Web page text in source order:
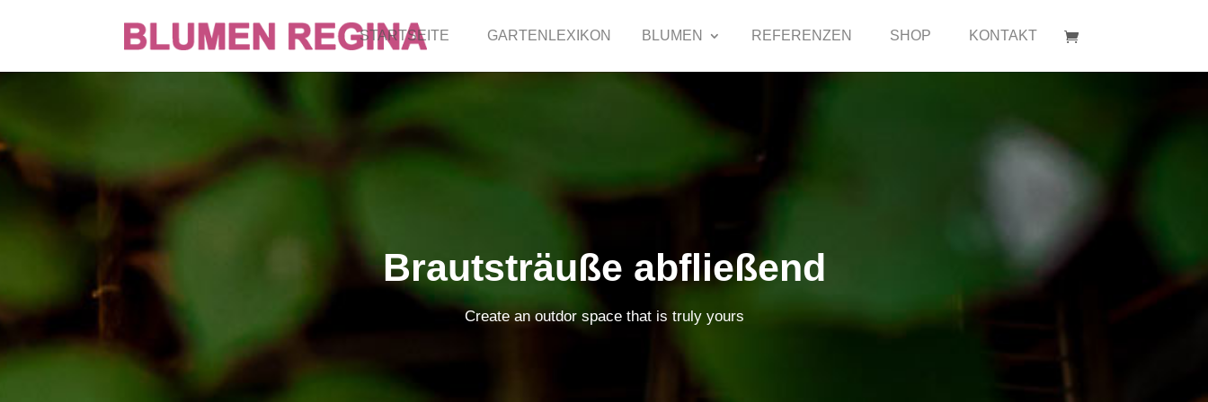
STARTSEITE GARTENLEXIKON BLUMEN REFERENZEN SHOP KONTAKT
Brautsträuße abfließend
Create an outdor space that is truly yours